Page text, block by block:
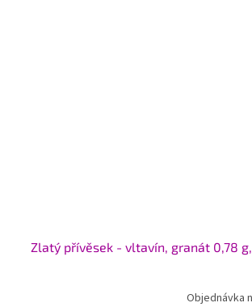
Zlatý přívěsek - vltavín, granát 0,78
Objednávka